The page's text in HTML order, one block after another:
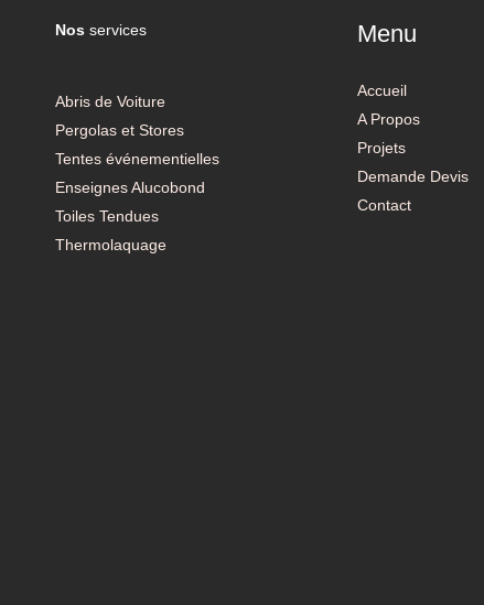
Nos services
Abris de Voiture
Pergolas et Stores
Tentes événementielles
Enseignes Alucobond
Toiles Tendues
Thermolaquage
Menu
Accueil
A Propos
Projets
Demande Devis
Contact